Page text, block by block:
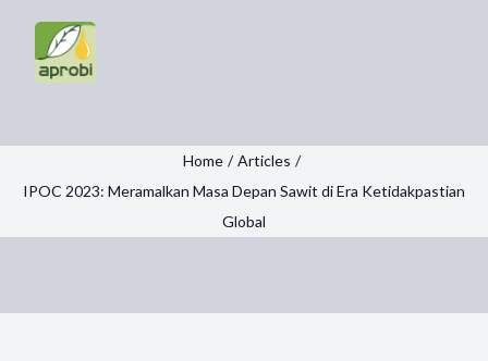
Home / Articles /
IPOC 2023: Meramalkan Masa Depan Sawit di Era Ketidakpastian
Global